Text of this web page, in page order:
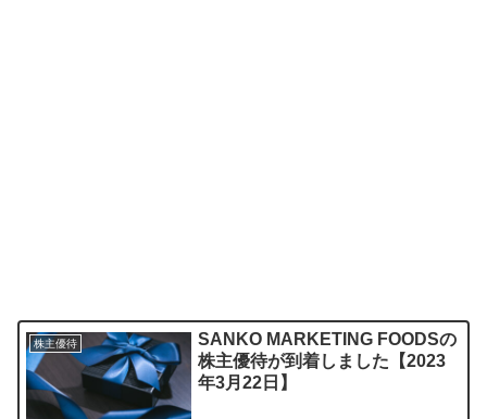
株主優待
SANKO MARKETING FOODSの
株主優待が到着しました【2023
年3月22日】